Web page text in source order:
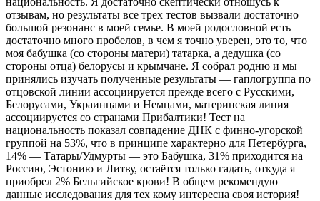
отзывам, но результаты все трех тестов вызвали достаточно
большой резонанс в моей семье. В моей родословной есть
достаточно много пробелов, в чем я точно уверен, это то, что
моя бабушка (со стороны матери) татарка, а дедушка (со
стороны отца) белорусы и крымчане. Я собрал родню и мы
принялись изучать полученные результаты — гаплогруппа по
отцовской линии ассоциируется прежде всего с Русскими,
Белорусами, Украинцами и Немцами, материнская линия
ассоциируется со странами Прибалтики! Тест на
национальность показал совпадение ДНК с финно-угорской
группой на 53%, что в принципе характерно для Петербурга,
14% — Татары/Удмурты — это Бабушка, 31% приходится на
Россию, Эстонию и Литву, остаётся только гадать, откуда я
приобрел 2% Бельгийское крови! В общем рекомендую
данные исследования для тех кому интересна своя история!